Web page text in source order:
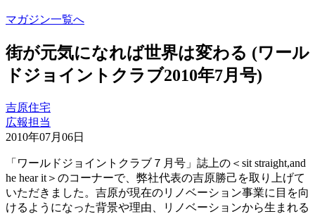
マガジン一覧へ
街が元気になれば世界は変わる (ワール
ドジョイントクラブ2010年7月号)
吉原住宅
広報担当
2010年07月06日
「ワールドジョイントクラブ７月号」誌上の＜sit straight,and
he hear it＞のコーナーで、弊社代表の吉原勝己を取り上げて
いただきました。吉原が現在のリノベーション事業に目を向
けるようになった背景や理由、リノベーションから生まれる